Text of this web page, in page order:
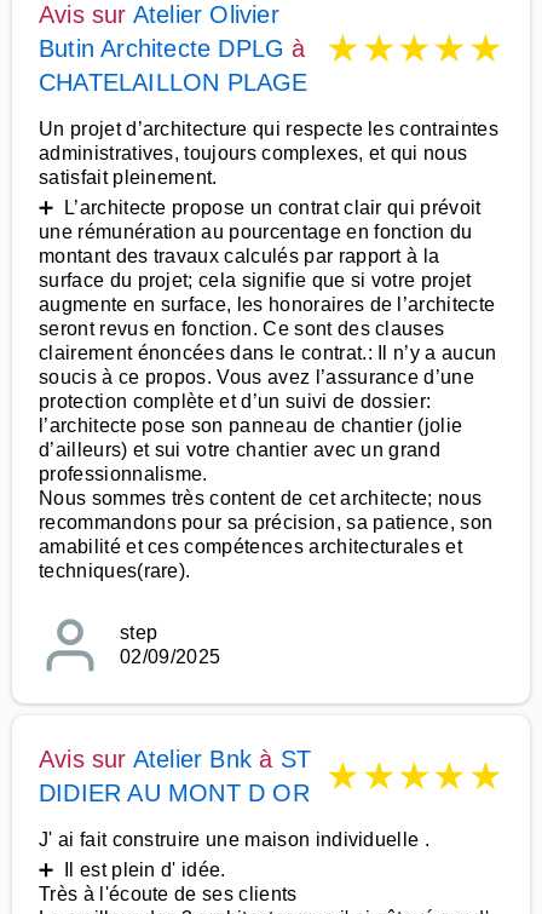
Avis sur Atelier Olivier
Butin Architecte DPLG à
CHATELAILLON PLAGE
★★★★★
Un projet d’architecture qui respecte les contraintes
administratives, toujours complexes, et qui nous
satisfait pleinement.
➕ L’architecte propose un contrat clair qui prévoit
une rémunération au pourcentage en fonction du
montant des travaux calculés par rapport à la
surface du projet; cela signifie que si votre projet
augmente en surface, les honoraires de l’architecte
seront revus en fonction. Ce sont des clauses
clairement énoncées dans le contrat.: Il n’y a aucun
soucis à ce propos. Vous avez l’assurance d’une
protection complète et d’un suivi de dossier:
l’architecte pose son panneau de chantier (jolie
d’ailleurs) et sui votre chantier avec un grand
professionnalisme.
Nous sommes très content de cet architecte; nous
recommandons pour sa précision, sa patience, son
amabilité et ces compétences architecturales et
techniques(rare).
step
02/09/2025
Avis sur Atelier Bnk à ST
DIDIER AU MONT D OR
★★★★★
J' ai fait construire une maison individuelle .
➕ Il est plein d' idée.
Très à l'écoute de ses clients